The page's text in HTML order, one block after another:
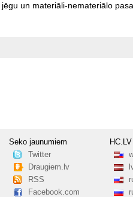
jēgu un materiāli-nemateriālo
Seko jaunumiem
Twitter
Draugiem.lv
RSS
Facebook.com